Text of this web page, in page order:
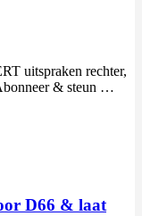
uitspraken rechter,
& steun …
D66 & laat